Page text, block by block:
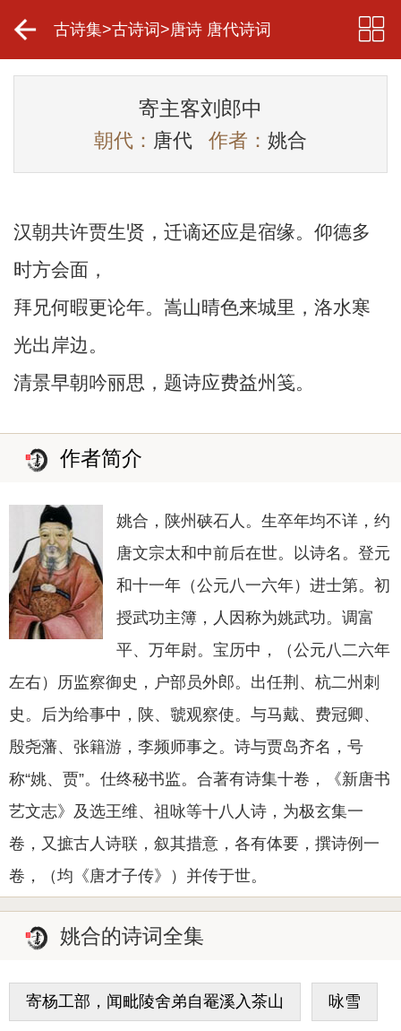
古诗集>古诗词 >唐诗 唐代诗词
寄主客刘郎中
朝代： 唐代 作者： 姚合
汉朝共许贾生贤，迁谪还应是宿缘。仰德多
时方会面，
拜兄何暇更论年。嵩山晴色来城里，洛水寒
光出岸边。
清景早朝吟丽思，题诗应费益州笺。
作者简介
姚合，陕州硖石人。生卒年均不详，约
唐文宗太和中前后在世。以诗名。登元
和十一年（公元八一六年）进士第。初
授武功主簿，人因称为姚武功。调富
平、万年尉。宝历中，（公元八二六年
左右）历监察御史，户部员外郎。出任荆、杭二州刺
史。后为给事中，陕、虢观察使。与马戴、费冠卿、
殷尧藩、张籍游，李频师事之。诗与贾岛齐名，号
称“姚、贾”。仕终秘书监。合著有诗集十卷，《新唐书
艺文志》及选王维、祖咏等十八人诗，为极玄集一
卷，又摭古人诗联，叙其措意，各有体要，撰诗例一
卷，（均《唐才子传》）并传于世。
姚合的诗词全集
寄杨工部，闻毗陵舍弟自罨溪入茶山 咏雪